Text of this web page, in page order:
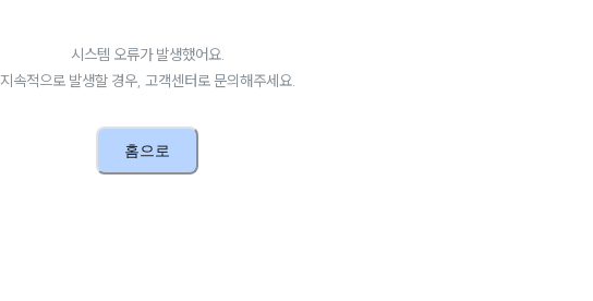
시스템 오류가 발생했어요.
지속적으로 발생할 경우, 고객센터로 문의해주세요.
홈으로